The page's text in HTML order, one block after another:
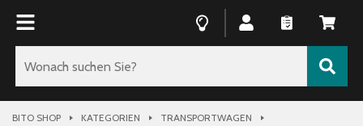
BITO SHOP KATEGORIEN
TRANSPORTWAGEN